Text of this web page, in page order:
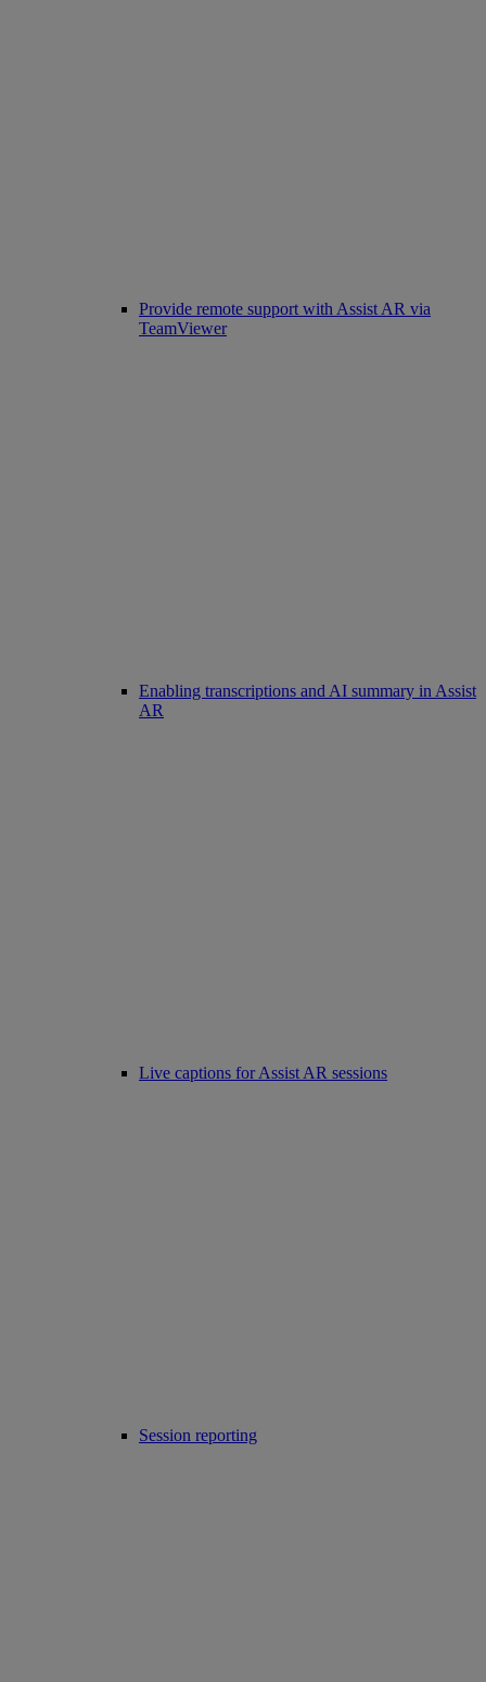
Provide remote support with Assist AR via
TeamViewer
Enabling transcriptions and AI summary in Assist
AR
Live captions for Assist AR sessions
Session reporting